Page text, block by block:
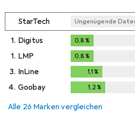
StarTech Ungenügende
1. Digitus 0,8 %
1. LMP 0,8 %
3. InLine 1,1 %
4. Goobay 1,2 %
Alle 26 Marken vergleichen